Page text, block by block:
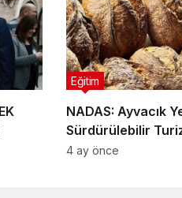
NADAS: Ayvacık
Sürdürülebilir
Geleneksel Üretim
Eğitim
4 ay önce